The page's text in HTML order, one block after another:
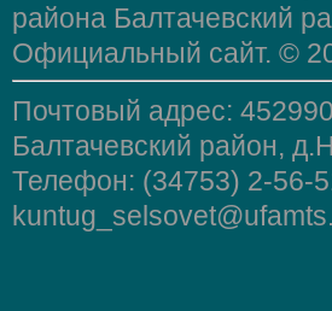
района Балтачевский
Официальный сайт. ©
Почтовый адрес:
Балтачевский район,
Телефон: (34753) 2-56-